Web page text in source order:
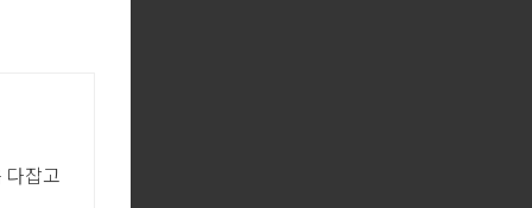
다잡고